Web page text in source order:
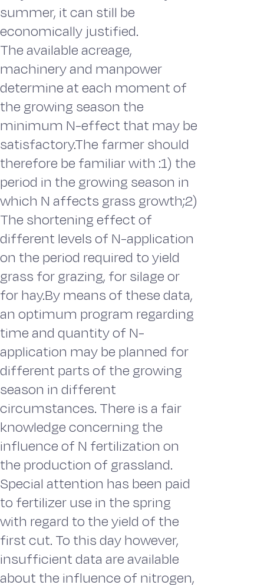
summer, it can still be
economically justified.
The available acreage,
machinery and manpower
determine at each moment of
the growing season the
minimum N-effect that may be
satisfactory.The farmer should
therefore be familiar with :1) the
period in the growing season in
which N affects grass growth;2)
The shortening effect of
different levels of N-application
on the period required to yield
grass for grazing, for silage or
for hay.By means of these data,
an optimum program regarding
time and quantity of N-
application may be planned for
different parts of the growing
season in different
circumstances. There is a fair
knowledge concerning the
influence of N fertilization on
the production of grassland.
Special attention has been paid
to fertilizer use in the spring
with regard to the yield of the
first cut. To this day however,
insufficient data are available
about the influence of nitrogen,